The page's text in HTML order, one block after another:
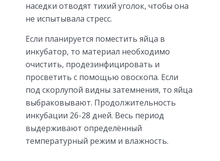
наседки отводят тихий уголок, чтобы она
не испытывала стресс.
Если планируется поместить яйца в
инкубатор, то материал необходимо
очистить, продезинфицировать и
просветить с помощью овоскопа. Если
под скорлупой видны затемнения, то яйца
выбраковывают. Продолжительность
инкубации 26-28 дней. Весь период
выдерживают определённый
температурный режим и влажность.